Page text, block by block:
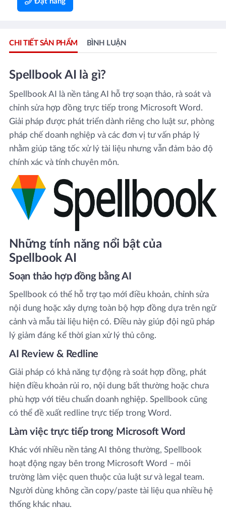
CHI TIẾT SẢN PHẨM BÌNH LUẬN
Spellbook AI là gì?
Spellbook AI là nền tảng AI hỗ trợ soạn thảo, rà soát và
chỉnh sửa hợp đồng trực tiếp trong Microsoft Word.
Giải pháp được phát triển dành riêng cho luật sư, phòng
pháp chế doanh nghiệp và các đơn vị tư vấn pháp lý
nhằm giúp tăng tốc xử lý tài liệu nhưng vẫn đảm bảo độ
chính xác và tính chuyên môn.
Những tính năng nổi bật của
Spellbook AI
Soạn thảo hợp đồng bằng AI
Spellbook có thể hỗ trợ tạo mới điều khoản, chỉnh sửa
nội dung hoặc xây dựng toàn bộ hợp đồng dựa trên ngữ
cảnh và mẫu tài liệu hiện có. Điều này giúp đội ngũ pháp
lý giảm đáng kể thời gian xử lý thủ công.
AI Review & Redline
Giải pháp có khả năng tự động rà soát hợp đồng, phát
hiện điều khoản rủi ro, nội dung bất thường hoặc chưa
phù hợp với tiêu chuẩn doanh nghiệp. Spellbook cũng
có thể đề xuất redline trực tiếp trong Word.
Làm việc trực tiếp trong Microsoft Word
Khác với nhiều nền tảng AI thông thường, Spellbook
hoạt động ngay bên trong Microsoft Word – môi
trường làm việc quen thuộc của luật sư và legal team.
Người dùng không cần copy/paste tài liệu qua nhiều hệ
thống khác nhau.